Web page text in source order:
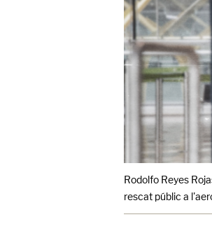
Rodolfo Reyes
rescat públic a